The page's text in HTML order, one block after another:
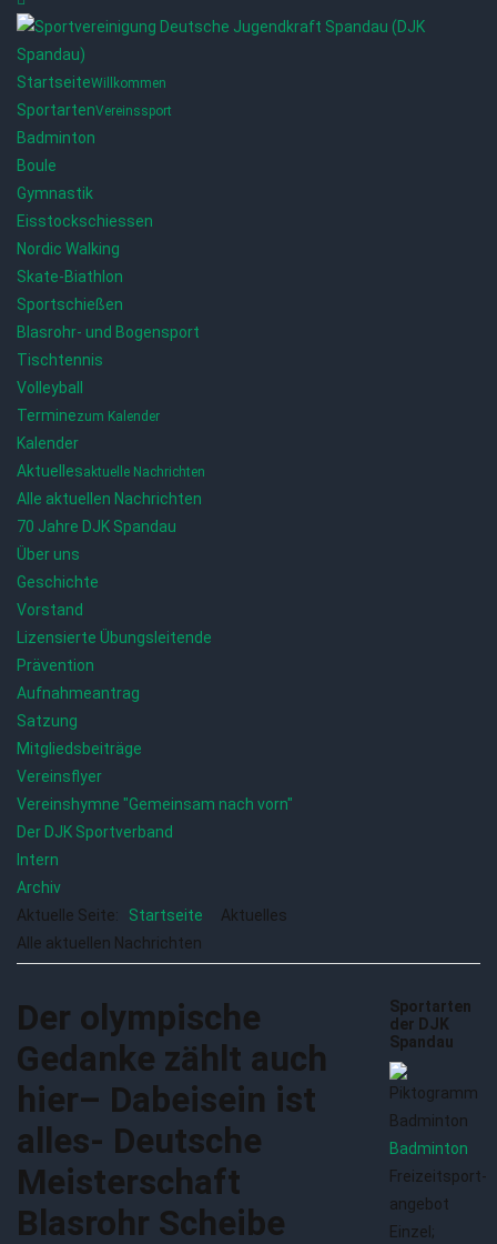
StartseiteWillkommen
SportartenVereinssport
Badminton
Boule
Gymnastik
Eisstockschiessen
Nordic Walking
Skate-Biathlon
Sportschießen
Blasrohr- und Bogensport
Tischtennis
Volleyball
Terminezum Kalender
Kalender
Aktuellesaktuelle Nachrichten
Alle aktuellen Nachrichten
70 Jahre DJK Spandau
Über uns
Geschichte
Vorstand
Lizensierte Übungsleitende
Prävention
Aufnahmeantrag
Satzung
Mitgliedsbeiträge
Vereinsflyer
Vereinshymne "Gemeinsam nach vorn"
Der DJK Sportverband
Intern
Archiv
Aktuelle Seite:
Startseite
Aktuelles
Alle aktuellen Nachrichten
Der olympische
Gedanke zählt auch
hier– Dabeisein ist
alles- Deutsche
Meisterschaft
Blasrohr Scheibe
Sportarten
der DJK
Spandau
Badminton
Freizeitsport­
angebot
Einzel;